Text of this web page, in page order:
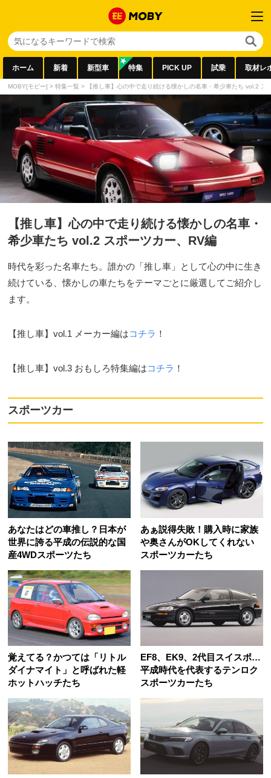
ホーム 新着 新型車 特集 PICK UP 試乗 取材レ
MOBY[モビー] > 特集一覧 > 【推し車】心の中で走り続ける懐かしの名車・希少車たち vol.2 ス
【推し車】心の中で走り続ける懐かしの名車・
希少車たち vol.2 スポーツカー、RV編
時代を彩った名車たち。誰かの「推し車」として心の中に生き
続けている、懐かしの車たちをテーマごとに厳選してご紹介し
ます。
【推し車】vol.1 メーカー編はコチラ ！
【推し車】vol.3 おもしろ特集編はコチラ ！
スポーツカー
あなたはどの車推し？日本が
世界に誇る平成の伝説的な国
産4WDスポーツたち
あぁ説得失敗！購入時に家族
や奥さんがOKしてくれない
スポーツカーたち
覚えてる？かつては「リトル
ダイナマイト」と呼ばれた軽
ホットハッチたち
EF8、EK9、2代目スイスポ…
平成時代を代表するテンロク
スポーツカーたち